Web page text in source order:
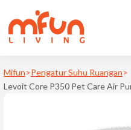
Bonbox
Mifun>Pengatur Suhu Ruangan>
Levoit Core P350 Pet Care Air